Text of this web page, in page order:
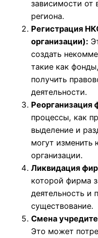
зависимости от
региона.
Регистрация
организации):
создать
такие как
получить
деятельности.
Реорганизация
процессы, как
выделение и
могут
организации.
Ликвидация
которой фирма
деятельность и
существование.
Смена
Это может